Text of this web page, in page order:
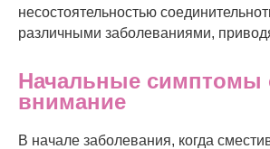
несостоятельностью
различными заболеваниями,
Начальные симптомы
внимание
В начале заболевания, когда